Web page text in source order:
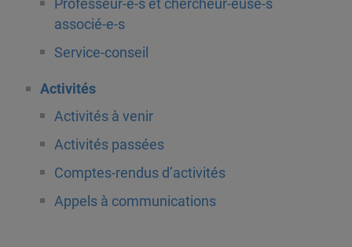
Professeur-e-s et chercheur-euse-s
associé-e-s
Service-conseil
Activités
Activités à venir
Activités passées
Comptes-rendus d’activités
Appels à communications